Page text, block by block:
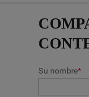
Su nombre*